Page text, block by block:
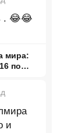
. 😂😂
мира:
по
и